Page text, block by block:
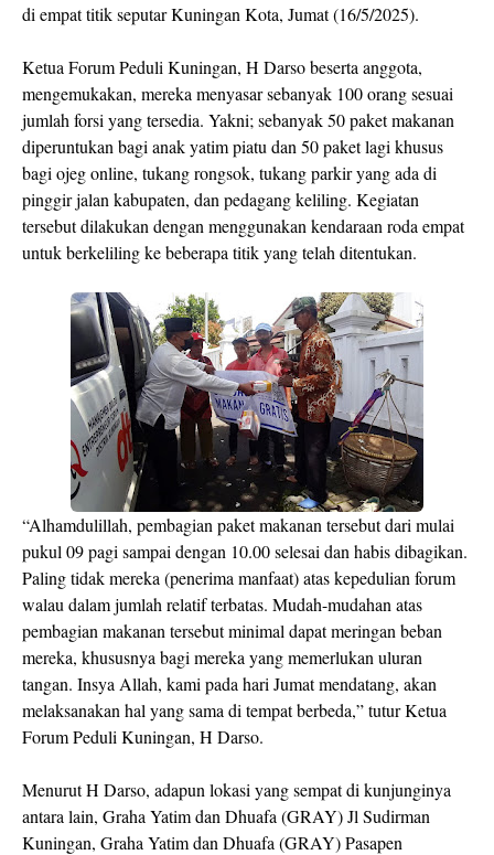
di empat titik seputar Kuningan Kota, Jumat (16/5/2025).
Ketua Forum Peduli Kuningan, H Darso beserta anggota,
mengemukakan, mereka menyasar sebanyak 100 orang sesuai
jumlah forsi yang tersedia. Yakni; sebanyak 50 paket makanan
diperuntukan bagi anak yatim piatu dan 50 paket lagi khusus
bagi ojeg online, tukang rongsok, tukang parkir yang ada di
pinggir jalan kabupaten, dan pedagang keliling. Kegiatan
tersebut dilakukan dengan menggunakan kendaraan roda empat
untuk berkeliling ke beberapa titik yang telah ditentukan.
“Alhamdulillah, pembagian paket makanan tersebut dari mulai
pukul 09 pagi sampai dengan 10.00 selesai dan habis dibagikan.
Paling tidak mereka (penerima manfaat) atas kepedulian forum
walau dalam jumlah relatif terbatas. Mudah-mudahan atas
pembagian makanan tersebut minimal dapat meringan beban
mereka, khususnya bagi mereka yang memerlukan uluran
tangan. Insya Allah, kami pada hari Jumat mendatang, akan
melaksanakan hal yang sama di tempat berbeda,” tutur Ketua
Forum Peduli Kuningan, H Darso.
Menurut H Darso, adapun lokasi yang sempat di kunjunginya
antara lain, Graha Yatim dan Dhuafa (GRAY) Jl Sudirman
Kuningan, Graha Yatim dan Dhuafa (GRAY) Pasapen